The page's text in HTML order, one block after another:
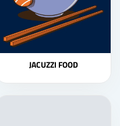
JACUZZI FOOD